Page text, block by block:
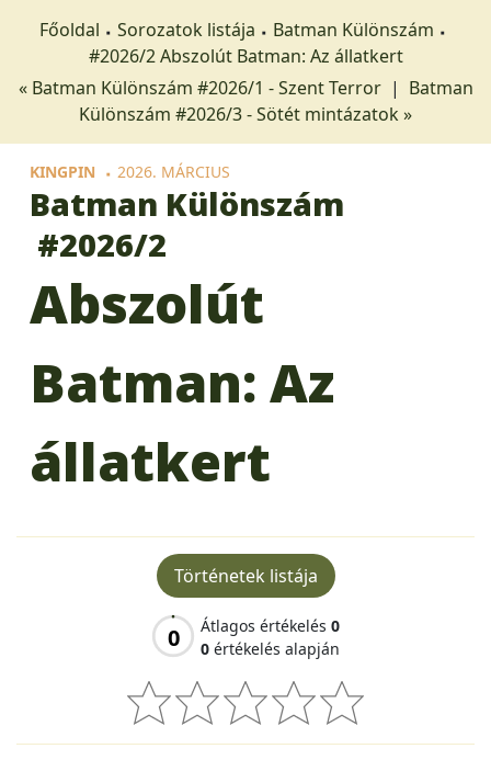
Főoldal Sorozatok listája
Batman Különszám
#2026/2 Abszolút Batman: Az állatkert
« Batman Különszám #2026/1 - Szent Terror | Batman
Különszám #2026/3 - Sötét mintázatok »
KINGPIN 2026. MÁRCIUS
Batman Különszám
#2026/2
Abszolút
Batman: Az
állatkert
Történetek listája
0 Átlagos értékelés 0
0 értékelés alapján